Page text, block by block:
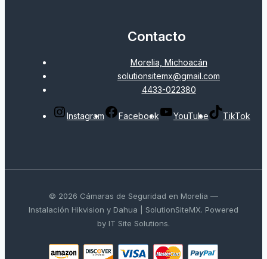
Contacto
Morelia, Michoacán
solutionsitemx@gmail.com
4433-022380
Instagram Facebook YouTube TikTok
© 2026 Cámaras de Seguridad en Morelia —
Instalación Hikvision y Dahua | SolutionSiteMX. Powered
by IT Site Solutions.